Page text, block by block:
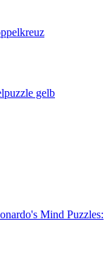
gelb
Mind Puzzles: